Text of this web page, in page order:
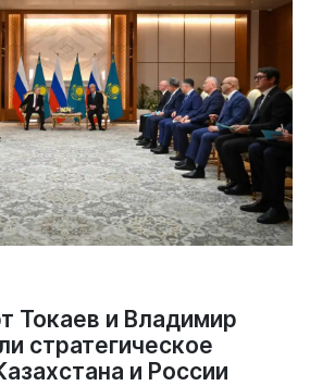
Токаев и Владимир
стратегическое
и России